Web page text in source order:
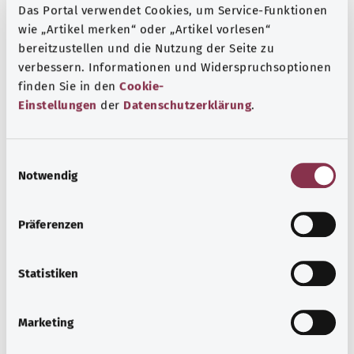
Das Portal verwendet Cookies, um Service-Funktionen
wie „Artikel merken“ oder „Artikel vorlesen“
bereitzustellen und die Nutzung der Seite zu
verbessern. Informationen und Widerspruchsoptionen
finden Sie in den Cookie-
Einstellungen der Datenschutzerklärung.
Notwendig
Präferenzen
Statistiken
Marketing
Vitamin-D-Mangel
Vitamin D ist vor allem wichtig für gesunde Knochen.
Mangelt es langfristig an Vitamin D, können die Knochen
instabil werden. Regelmäßig Sonne zu „tanken“ hilft,